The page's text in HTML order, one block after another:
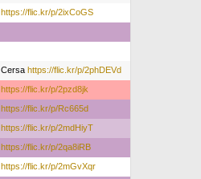
https://flic.kr/p/2ixCoGS
Cersa https://flic.kr/p/2phDEVd
https://flic.kr/p/2pzd8jk
https://flic.kr/p/Rc665d
https://flic.kr/p/2mdHiyT
https://flic.kr/p/2qa8iRB
https://flic.kr/p/2mGvXqr